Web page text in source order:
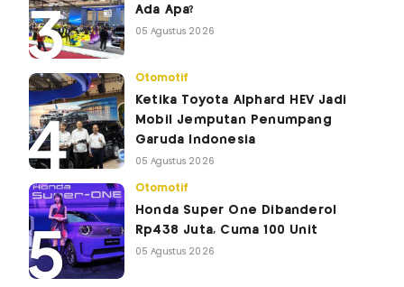
Ada Apa?
05 Agustus 2026
Otomotif
Ketika Toyota Alphard HEV Jadi
Mobil Jemputan Penumpang
Garuda Indonesia
05 Agustus 2026
Otomotif
Honda Super One Dibanderol
Rp438 Juta, Cuma 100 Unit
05 Agustus 2026